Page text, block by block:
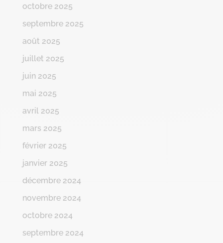
octobre 2025
septembre 2025
août 2025
juillet 2025
juin 2025
mai 2025
avril 2025
mars 2025
février 2025
janvier 2025
décembre 2024
novembre 2024
octobre 2024
septembre 2024